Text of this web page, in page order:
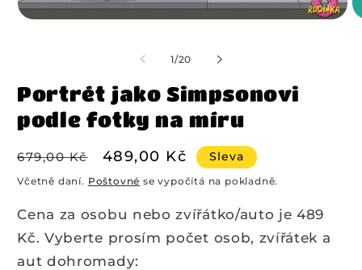
1/z
20
Portrét jako Simpsonovi
podle fotky na míru
Běžná
cena
679,00 Kč
Výprodejová
cena
489,00 Kč Sleva
Včetně daní. Poštovné se vypočítá na pokladně.
Cena za osobu nebo zvířátko/auto je 489
Kč. Vyberte prosím počet osob, zvířátek a
aut dohromady: